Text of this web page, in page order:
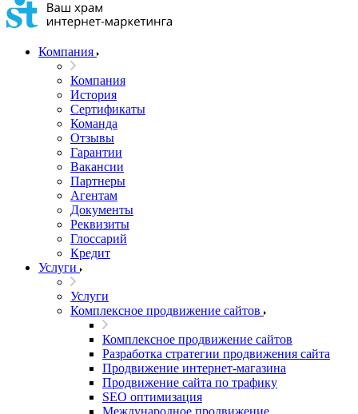
Компания
Компания
История
Сертификаты
Команда
Отзывы
Гарантии
Вакансии
Партнеры
Агентам
Документы
Реквизиты
Глоссарий
Кредит
Услуги
Услуги
Комплексное продвижение сайтов
Комплексное продвижение сайтов
Разработка стратегии продвижения сайта
Продвижение интернет-магазина
Продвижение сайта по трафику
SEO оптимизация